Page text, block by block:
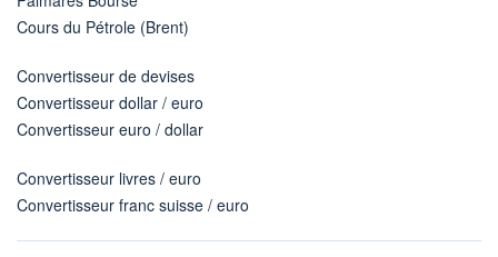
Cours du Pétrole (Brent)
Convertisseur de devises
Convertisseur dollar / euro
Convertisseur euro / dollar
Convertisseur livres / euro
Convertisseur franc suisse / euro